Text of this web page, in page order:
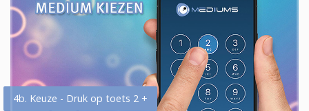
4b. Keuze - Druk op toets 2 +